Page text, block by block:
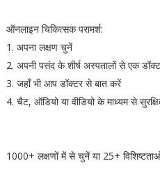
ऑनलाइन चिकित्सक परामर्श:
1. अपना लक्षण चुनें
2. अपनी पसंद के शीर्ष अस्पतालों से एक
3. जहाँ भी आप डॉक्टर से बात करें
4. चैट, ऑडियो या वीडियो के माध्यम से
1000+ लक्षणों में से चुनें या 25+